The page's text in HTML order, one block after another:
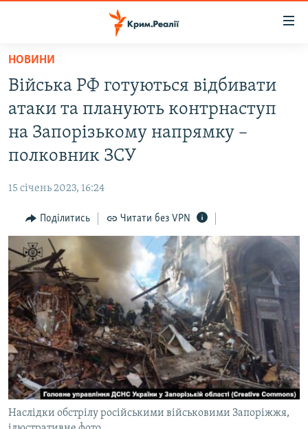
Перейти
основного
матеріалу
Перейти
до
основної
Перейти
пошуку
ВІДЕО ТА ФОТО
ІНТЕРВ'Ю
ВСЕ ЗА ДЕНЬ
СПЕЦПРОЕКТИ
ДЕПОРТАЦІЯ
ВІДЕОУРОКИ «ELIFBE»
СВІДЧЕННЯ ОКУПАЦІЇ
УКРАЇНСЬКА ПРОБЛЕМА КРИМУ
ІНФОГРАФІКА
ЯК ОБІЙТИ БЛОКУВАННЯ
Русский
Qırımtatar
ДОЛУЧАЙСЯ!
НОВИНИ
Війська РФ готуються відбивати
атаки та планують контрнаступ
на Запорізькому напрямку –
полковник ЗСУ
15 січень 2023, 16:24
Поділитись Читати без VPN
Наслідки обстрілу російськими військовими Запоріжжя,